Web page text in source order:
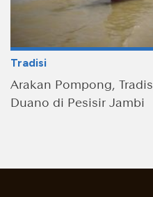
Tradisi
Arakan Pompong,
Duano di Pesisir Jambi